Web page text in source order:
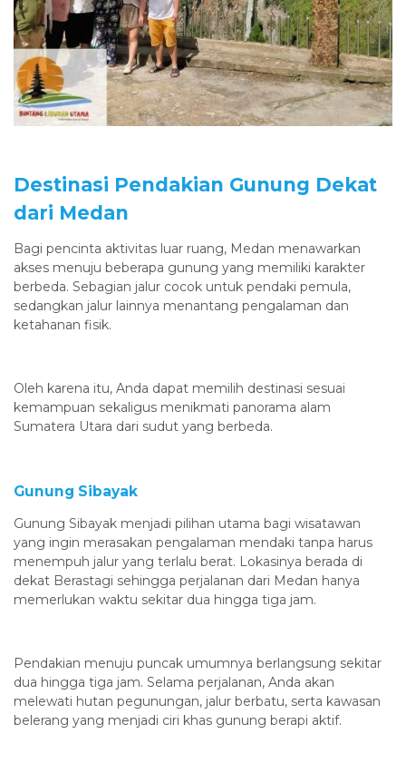
Destinasi Pendakian Gunung Dekat
dari Medan
Bagi pencinta aktivitas luar ruang, Medan menawarkan
akses menuju beberapa gunung yang memiliki karakter
berbeda. Sebagian jalur cocok untuk pendaki pemula,
sedangkan jalur lainnya menantang pengalaman dan
ketahanan fisik.
Oleh karena itu, Anda dapat memilih destinasi sesuai
kemampuan sekaligus menikmati panorama alam
Sumatera Utara dari sudut yang berbeda.
Gunung Sibayak
Gunung Sibayak menjadi pilihan utama bagi wisatawan
yang ingin merasakan pengalaman mendaki tanpa harus
menempuh jalur yang terlalu berat. Lokasinya berada di
dekat Berastagi sehingga perjalanan dari Medan hanya
memerlukan waktu sekitar dua hingga tiga jam.
Pendakian menuju puncak umumnya berlangsung sekitar
dua hingga tiga jam. Selama perjalanan, Anda akan
melewati hutan pegunungan, jalur berbatu, serta kawasan
belerang yang menjadi ciri khas gunung berapi aktif.